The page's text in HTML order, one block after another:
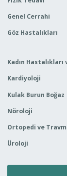
Genel Cerrahi
Göz Hastalıkları
Kadın Hastalıkları
Kardiyoloji
Kulak Burun Boğaz
Nöroloji
Ortopedi ve
Üroloji